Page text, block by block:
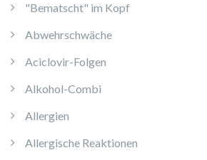
"Bematscht" im Kopf
Abwehrschwäche
Aciclovir-Folgen
Alkohol-Combi
Allergien
Allergische Reaktionen